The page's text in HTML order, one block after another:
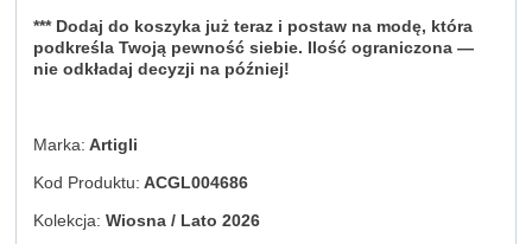
*** Dodaj do koszyka już teraz i postaw na modę, która
podkreśla Twoją pewność siebie. Ilość ograniczona —
nie odkładaj decyzji na później!
Marka: Artigli
Kod Produktu: ACGL004686
Kolekcja: Wiosna / Lato 2026